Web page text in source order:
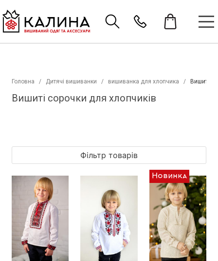
Головна Дитячі вишиванки вишиванка для хлопчика Вишиті
Вишиті сорочки для хлопчиків
Фільтр товарів
Новинка